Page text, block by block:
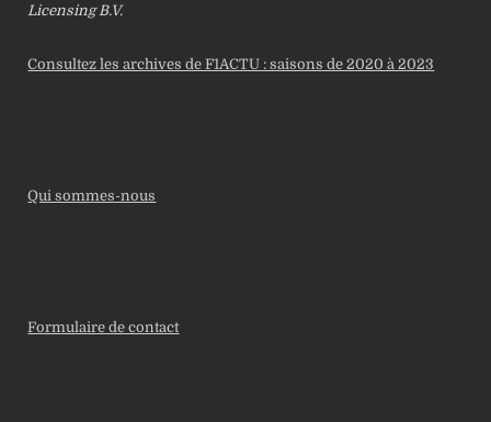
Licensing B.V.
Consultez les archives de F1ACTU : saisons de 2020 à 2023
Qui sommes-nous
Formulaire de contact